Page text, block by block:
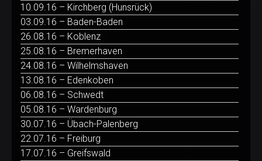
10.09.16 – Kirchberg (Hunsrück)
03.09.16 – Baden-Baden
26.08.16 – Koblenz
25.08.16 – Bremerhaven
24.08.16 – Wilhelmshaven
13.08.16 – Edenkoben
06.08.16 – Schwedt
05.08.16 – Wardenburg
30.07.16 – Übach-Palenberg
22.07.16 – Freiburg
17.07.16 – Greifswald